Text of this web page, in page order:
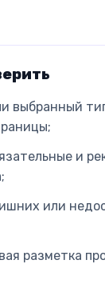
выбранный
и
или
разметка